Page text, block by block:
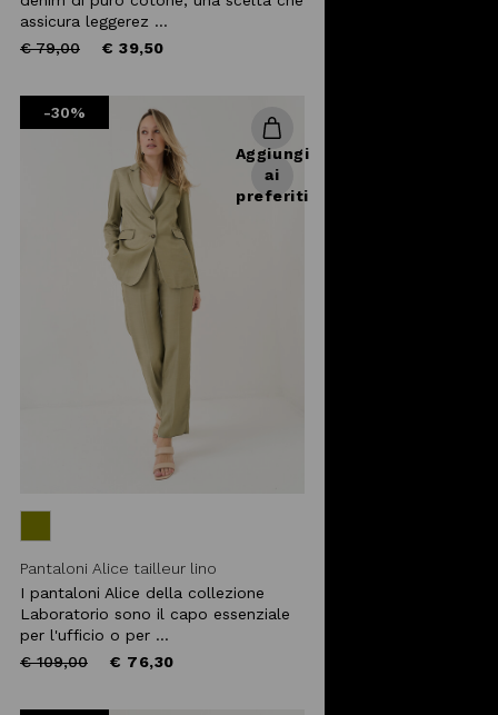
assicura leggerez ...
Price
€ 79,00to € 39,50
-30%
Aggiungi
ai
preferiti
Pantaloni Alice tailleur lino
I pantaloni Alice della collezione
Laboratorio sono il capo essenziale
per l'ufficio o per ...
Price
€ 109,00to € 76,30